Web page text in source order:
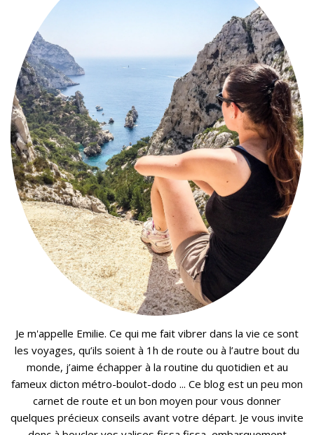
Je m'appelle Emilie. Ce qui me fait vibrer dans la vie ce sont
les voyages, qu’ils soient à 1h de route ou à l’autre bout du
monde, j’aime échapper à la routine du quotidien et au
fameux dicton métro-boulot-dodo ... Ce blog est un peu mon
carnet de route et un bon moyen pour vous donner
quelques précieux conseils avant votre départ. Je vous invite